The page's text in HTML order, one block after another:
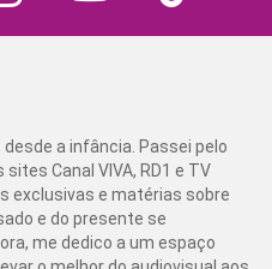
a infância. Passei pelo
sites Canal VIVA, RD1 e TV
exclusivas e matérias sobre
e do presente se
me dedico a um espaço